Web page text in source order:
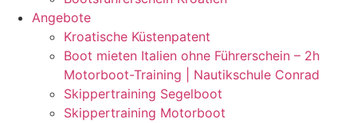
Angebote
Kroatische Küstenpatent
Boot mieten Italien ohne Führerschein – 2h
Motorboot-Training | Nautikschule Conrad
Skippertraining Segelboot
Skippertraining Motorboot